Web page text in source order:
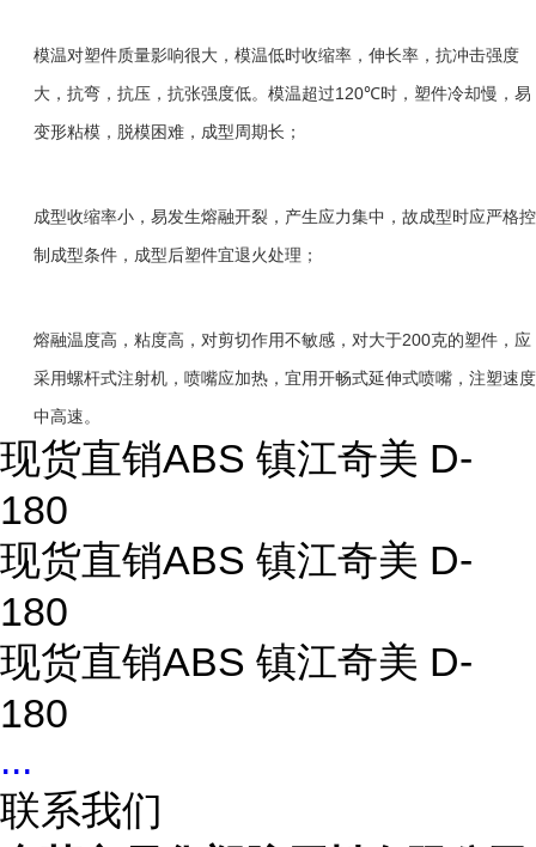
模温对塑件质量影响很大，模温低时收缩率，伸长率，抗冲击强度
大，抗弯，抗压，抗张强度低。模温超过120℃时，塑件冷却慢，易
变形粘模，脱模困难，成型周期长；
成型收缩率小，易发生熔融开裂，产生应力集中，故成型时应严格控
制成型条件，成型后塑件宜退火处理；
熔融温度高，粘度高，对剪切作用不敏感，对大于200克的塑件，应
采用螺杆式注射机，喷嘴应加热，宜用开畅式延伸式喷嘴，注塑速度
中高速。
现货直销ABS 镇江奇美 D-
180
现货直销ABS 镇江奇美 D-
180
现货直销ABS 镇江奇美 D-
180
...
联系我们